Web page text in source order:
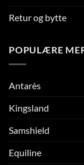
Retur og bytte
POPULÆRE
Antarès
Kingsland
Samshield
Equiline